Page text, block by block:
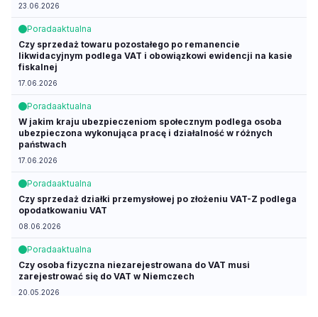
23.06.2026
Poradaaktualna
Czy sprzedaż towaru pozostałego po remanencie
likwidacyjnym podlega VAT i obowiązkowi ewidencji na kasie
fiskalnej
17.06.2026
Poradaaktualna
W jakim kraju ubezpieczeniom społecznym podlega osoba
ubezpieczona wykonująca pracę i działalność w różnych
państwach
17.06.2026
Poradaaktualna
Czy sprzedaż działki przemysłowej po złożeniu VAT-Z podlega
opodatkowaniu VAT
08.06.2026
Poradaaktualna
Czy osoba fizyczna niezarejestrowana do VAT musi
zarejestrować się do VAT w Niemczech
20.05.2026